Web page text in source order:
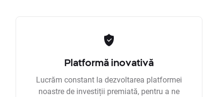
Platformă inovativă
Lucrăm constant la dezvoltarea platformei
noastre de investiții premiată, pentru a ne